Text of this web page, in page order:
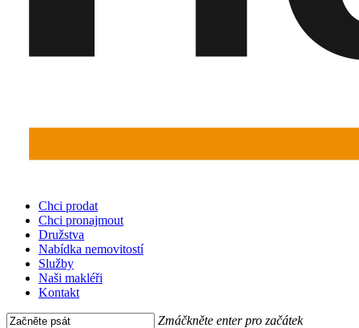
Menu
Chci prodat
Chci pronajmout
Družstva
Nabídka nemovitostí
Služby
Naši makléři
Kontakt
Zmáčkněte enter pro začátek